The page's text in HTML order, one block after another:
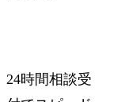
24時間相談受